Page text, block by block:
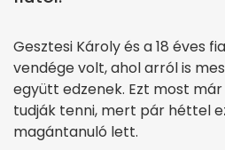
Gesztesi Károly és a 18 éves
vendége volt, ahol arról is
együtt edzenek. Ezt most
tudják tenni, mert pár héttel
magántanuló lett.